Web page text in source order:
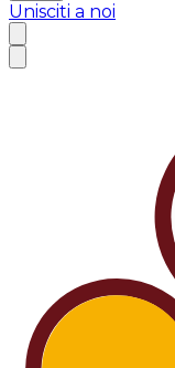
Unisciti a noi